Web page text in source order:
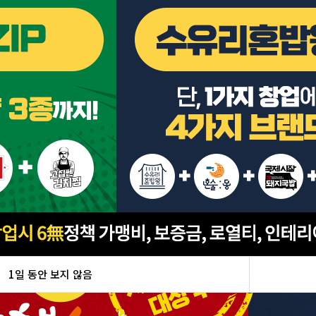
1일 동안 보지 않음